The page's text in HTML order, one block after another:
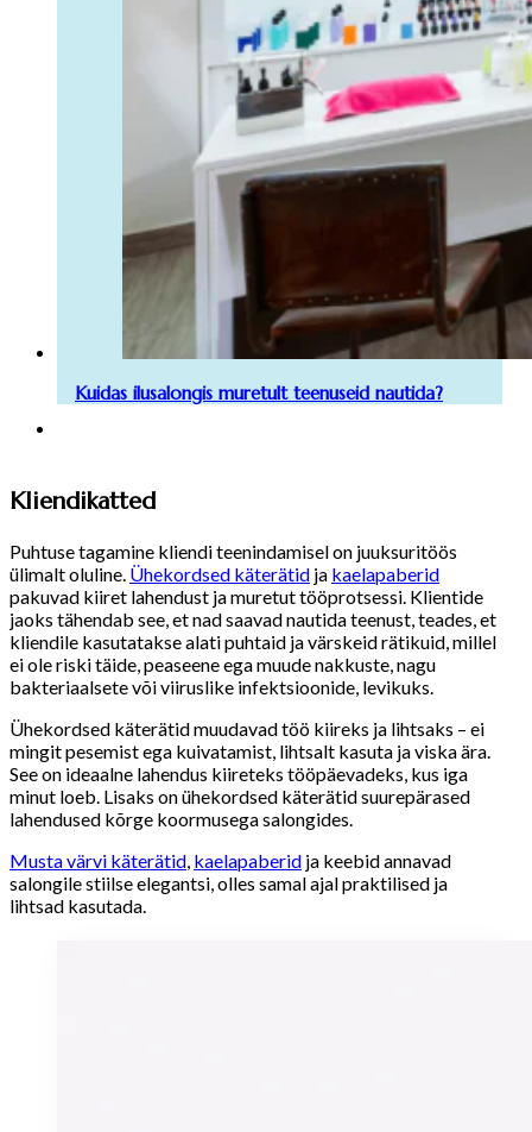
Kuidas ilusalongis muretult teenuseid nautida?
Kliendikatted
Puhtuse tagamine kliendi teenindamisel on juuksuritöös
ülimalt oluline. Ühekordsed käterätid ja kaelapaberid
pakuvad kiiret lahendust ja muretut tööprotsessi. Klientide
jaoks tähendab see, et nad saavad nautida teenust, teades, et
kliendile kasutatakse alati puhtaid ja värskeid rätikuid, millel
ei ole riski täide, peaseene ega muude nakkuste, nagu
bakteriaalsete või viiruslike infektsioonide, levikuks.
Ühekordsed käterätid muudavad töö kiireks ja lihtsaks – ei
mingit pesemist ega kuivatamist, lihtsalt kasuta ja viska ära.
See on ideaalne lahendus kiireteks tööpäevadeks, kus iga
minut loeb. Lisaks on ühekordsed käterätid suurepärased
lahendused kõrge koormusega salongides.
Musta värvi käterätid, kaelapaberid ja keebid annavad
salongile stiilse elegantsi, olles samal ajal praktilised ja
lihtsad kasutada.